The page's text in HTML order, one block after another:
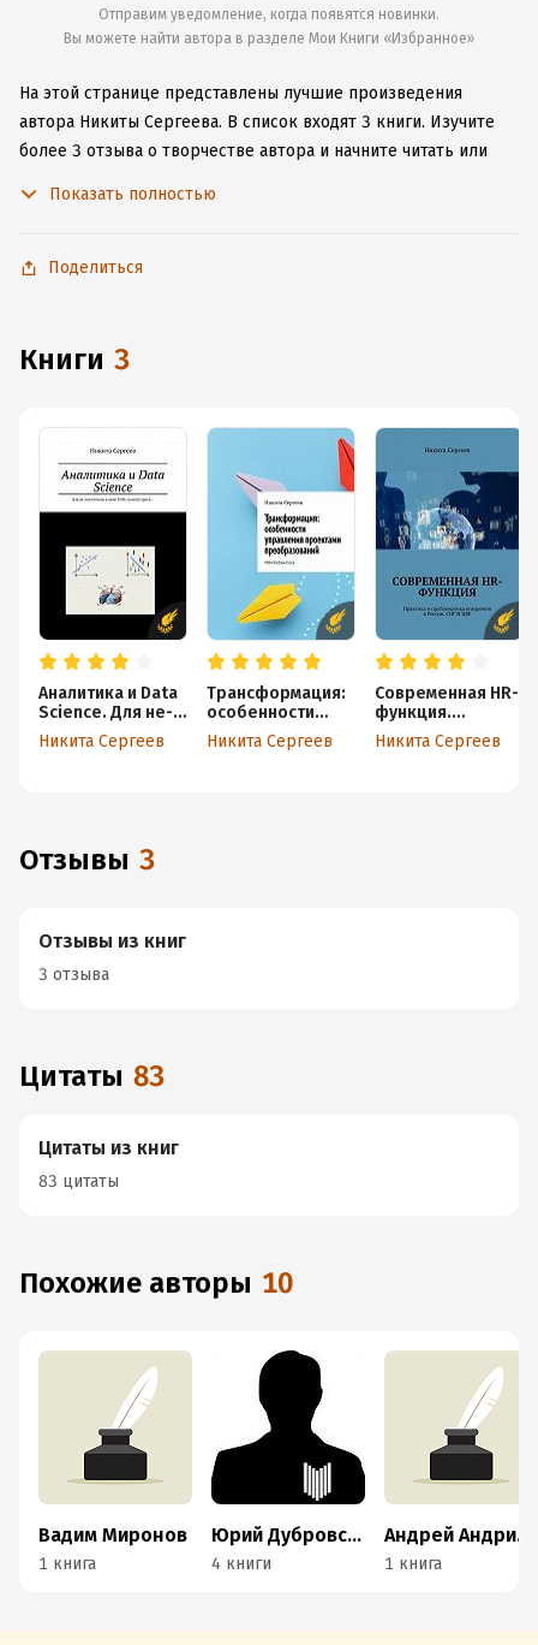
Отправим уведомление, когда появятся новинки.
Вы можете найти автора в разделе Мои Книги «Избранное»
На этой странице представлены лучшие произведения
автора Никиты Сергеева. В список входят 3 книги. Изучите
более 3 отзыва о творчестве автора и начните читать или
без подключения к интернету.
Показать полностью
Поделиться
книги 3
Аналитика и Data
Science. Для не-
аналитиков
и даже
Никита Сергеев
Трансформация:
особенности
управления
проектами
Никита Сергеев
Современная HR-
функция.
Практика
и проблематика
Никита Сергеев
Отзывы 3
Отзывы из книг
3 отзыва
Цитаты 83
Цитаты из книг
83 цитаты
Похожие авторы 10
Вадим Миронов
1 книга
Юрий Дубровский
4 книги
Андрей Андрианов
1 книга